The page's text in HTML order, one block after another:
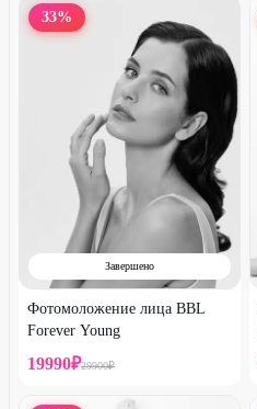
Завершено
33%
Фотомоложение лица BBL
Forever Young
19990₽29900₽